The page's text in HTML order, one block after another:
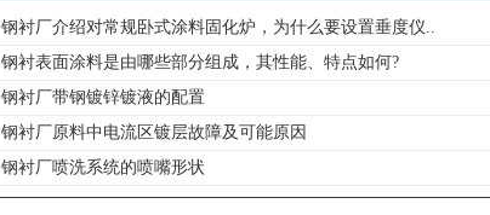
钢衬厂介绍对常规卧式涂料固化炉，为什么要设置垂度仪..
钢衬表面涂料是由哪些部分组成，其性能、特点如何?
钢衬厂带钢镀锌镀液的配置
钢衬厂原料中电流区镀层故障及可能原因
钢衬厂喷洗系统的喷嘴形状